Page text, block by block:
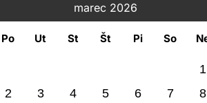
marec 2026
Po Ut St Št Pi So
1
2
3 4 5 6 7
8